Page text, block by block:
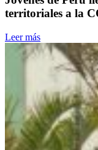
territoriales a la
Leer más